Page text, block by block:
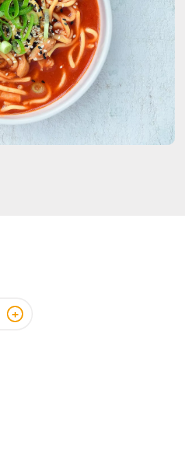
+